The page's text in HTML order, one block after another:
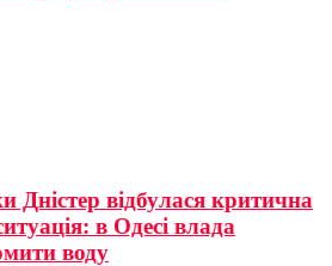
Дністер відбулася критична
в Одесі влада
воду